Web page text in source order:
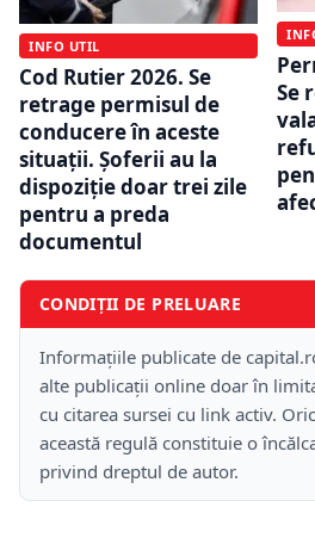
INFO UTIL
Cod Rutier 2026. Se
retrage permisul de
conducere în aceste
situații. Șoferii au la
dispoziție doar trei zile
pentru a preda
documentul
Se
CONDIȚII DE PRELUARE
Informațiile publicate de
alte publicații online doar în
cu citarea sursei cu link activ.
această regulă constituie o
privind dreptul de autor.